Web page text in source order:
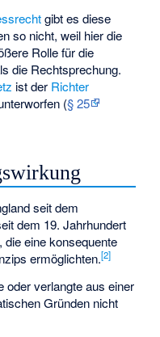
gibt es diese
so nicht, weil hier die
Rolle für die
die Rechtsprechung.
ist der Richter
(§ 25
seit dem
dem 19. Jahrhundert
eine konsequente
ermöglichten.[2]
oder verlangte aus einer
Gründen nicht